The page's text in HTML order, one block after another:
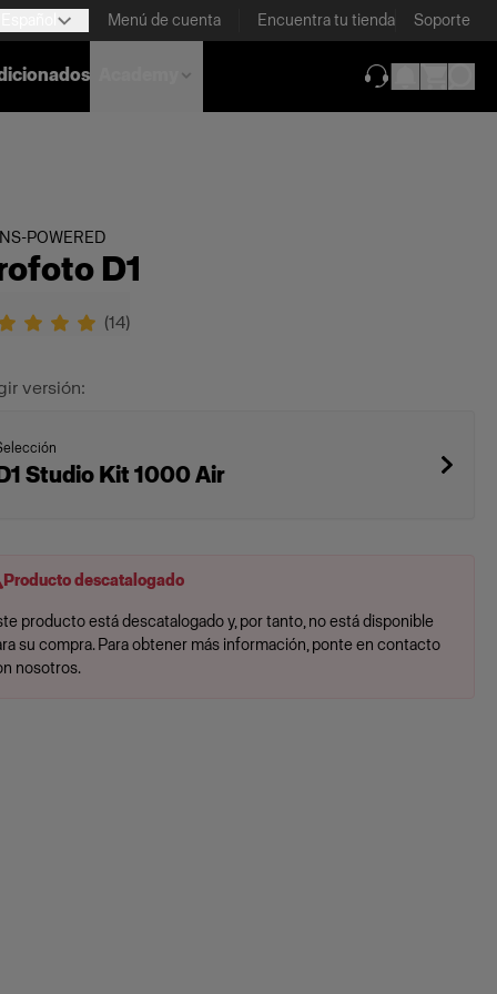
Menú de cuenta Encuentra tu tienda Soporte
POWERED
D1
(14)
versión:
Studio Kit 1000 Air
Producto descatalogado
producto está descatalogado y, por tanto, no está disponible
su compra. Para obtener más información, ponte en contacto
nosotros.